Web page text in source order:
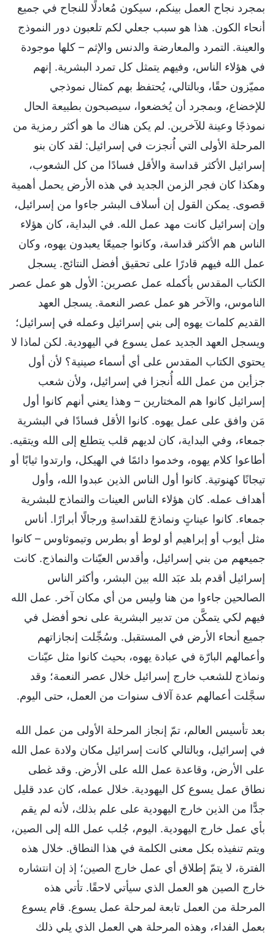
بمجرد نجاح العمل بينكم، سيكون مُعادلًا للنجاح في جميع
أنحاء الكون. هذا هو سبب جعلي لكم تلعبون دور النموذج
والعينة. التمرد والمعارضة والدنس والإثم – كلها موجودة
في هؤلاء الناس، وفيهم يتمثل كل تمرد البشرية. إنهم
مميّزون حقًا، وبالتالي، يُحتفظ بهم كمثال نموذجي
للإخضاع، وبمجرد أن يُخضعوا، سيصبحون بطبيعة الحال
نموذجًا وعينة للآخرين. لم يكن هناك ما هو أكثر رمزية من
المرحلة الأولى التي اُنجزت في إسرائيل: لقد كان بنو
إسرائيل الأكثر قداسة والأقل فسادًا من كل الشعوب،
وهكذا كان فجر الزمن الجديد في هذه الأرض يحمل أهمية
قصوى. يمكن القول إن أسلاف البشر جاءوا من إسرائيل،
وإن إسرائيل كانت مهد عمل الله. في البداية، كان هؤلاء
الناس هم الأكثر قداسة، وكانوا جميعًا يعبدون يهوه، وكان
عمل الله فيهم قادرًا على تحقيق أفضل النتائج. يسجل
الكتاب المقدس بأكمله عمل عصرين: الأول هو عمل عصر
الناموس، والآخر هو عمل عصر النعمة. يسجل العهد
القديم كلمات يهوه إلى بني إسرائيل وعمله في إسرائيل؛
ويسجل العهد الجديد عمل يسوع في اليهودية. لكن لماذا لا
يحتوي الكتاب المقدس على أي أسماء صينية؟ لأن أول
جزأين من عمل الله أُنجزا في إسرائيل، ولأن شعب
إسرائيل كانوا هم المختارين – وهذا يعني أنهم كانوا أول
مَن وافق على عمل يهوه. كانوا الأقل فسادًا في البشرية
جمعاء، وفي البداية، كان لديهم قلب يتطلع إلى الله ويتقيه.
أطاعوا كلام يهوه، وخدموا دائمًا في الهيكل، وارتدوا ثيابًا أو
تيجانًا كهنوتية. كانوا أول الناس الذين عبدوا الله، وأول
أهداف عمله. كان هؤلاء الناس العينات والنماذج للبشرية
جمعاء. كانوا عيناتٍ ونماذجَ للقداسةِ ورجالًا أبرارًا. أناس
مثل أيوب أو إبراهيم أو لوط أو بطرس وتيموثاوس – كانوا
جميعهم من بني إسرائيل، وأقدس العيّنات والنماذج. كانت
إسرائيل أقدم بلد عبَد الله بين البشر، وأكثر الناس
الصالحين جاءوا من هنا وليس من أي مكان آخر. عمل الله
فيهم لكي يتمكَّن من تدبير البشرية على نحو أفضل في
جميع أنحاء الأرض في المستقبل. وسُجِّلت إنجازاتهم
وأعمالهم البارّة في عبادة يهوه، بحيث كانوا مثل عيّنات
ونماذج للشعب خارج إسرائيل خلال عصر النعمة؛ وقد
سجَّلت أعمالهم عدة آلاف سنوات من العمل، حتى اليوم.
بعد تأسيس العالم، تمّ إنجاز المرحلة الأولى من عمل الله
في إسرائيل، وبالتالي كانت إسرائيل مكان ولادة عمل الله
على الأرض، وقاعدة عمل الله على الأرض. وقد غطى
نطاق عمل يسوع كل اليهودية. خلال عمله، كان عدد قليل
جدًّا من الذين خارج اليهودية على علم بذلك، لأنه لم يقم
بأي عمل خارج اليهودية. اليوم، جُلب عمل الله إلى الصين،
ويتم تنفيذه بكل معنى الكلمة في هذا النطاق. خلال هذه
الفترة، لا يتمّ إطلاق أي عمل خارج الصين؛ إذ إن انتشاره
خارج الصين هو العمل الذي سيأتي لاحقًا. تأتي هذه
المرحلة من العمل تابعة لمرحلة عمل يسوع. قام يسوع
بعمل الفداء، وهذه المرحلة هي العمل الذي يلي ذلك